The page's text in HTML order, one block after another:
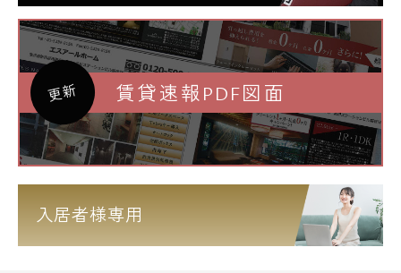
更新 賃貸速報PDF図面
入居者様専用